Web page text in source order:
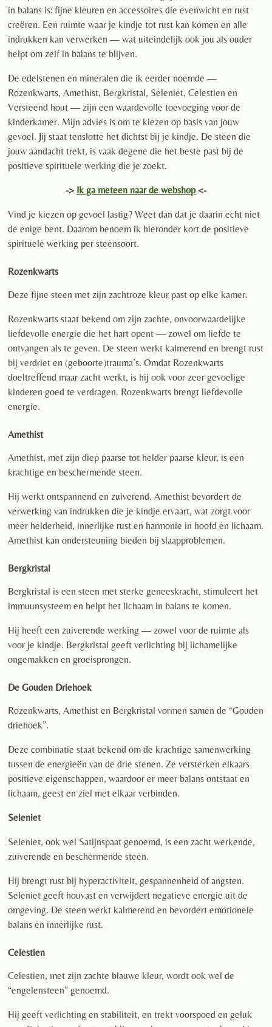
in balans is: fijne kleuren en accessoires die evenwicht en rust
creëren. Een ruimte waar je kindje tot rust kan komen en alle
indrukken kan verwerken — wat uiteindelijk ook jou als ouder
helpt om zelf in balans te blijven.
De edelstenen en mineralen die ik eerder noemde —
Rozenkwarts, Amethist, Bergkristal, Seleniet, Celestien en
Versteend hout — zijn een waardevolle toevoeging voor de
kinderkamer. Mijn advies is om te kiezen op basis van jouw
gevoel. Jij staat tenslotte het dichtst bij je kindje. De steen die
jouw aandacht trekt, is vaak degene die het beste past bij de
positieve spirituele werking die je zoekt.
-> Ik ga meteen naar de webshop<-
Vind je kiezen op gevoel lastig? Weet dan dat je daarin echt niet
de enige bent. Daarom benoem ik hieronder kort de positieve
spirituele werking per steensoort.
Rozenkwarts
Deze fijne steen met zijn zachtroze kleur past op elke kamer.
Rozenkwarts staat bekend om zijn zachte, onvoorwaardelijke
liefdevolle energie die het hart opent — zowel om liefde te
ontvangen als te geven. De steen werkt kalmerend en brengt rust
bij verdriet en (geboorte)trauma’s. Omdat Rozenkwarts
doeltreffend maar zacht werkt, is hij ook voor zeer gevoelige
kinderen goed te verdragen. Rozenkwarts brengt liefdevolle
energie.
Amethist
Amethist, met zijn diep paarse tot helder paarse kleur, is een
krachtige en beschermende steen.
Hij werkt ontspannend en zuiverend. Amethist bevordert de
verwerking van indrukken die je kindje ervaart, wat zorgt voor
meer helderheid, innerlijke rust en harmonie in hoofd en lichaam.
Amethist kan ondersteuning bieden bij slaapproblemen.
Bergkristal
Bergkristal is een steen met sterke geneeskracht, stimuleert het
immuunsysteem en helpt het lichaam in balans te komen.
Hij heeft een zuiverende werking — zowel voor de ruimte als
voor je kindje. Bergkristal geeft verlichting bij lichamelijke
ongemakken en groeisprongen.
De Gouden Driehoek
Rozenkwarts, Amethist en Bergkristal vormen samen de “Gouden
driehoek”.
Deze combinatie staat bekend om de krachtige samenwerking
tussen de energieën van de drie stenen. Ze versterken elkaars
positieve eigenschappen, waardoor er meer balans ontstaat en
lichaam, geest en ziel met elkaar verbinden.
Seleniet
Seleniet, ook wel Satijnspaat genoemd, is een zacht werkende,
zuiverende en beschermende steen.
Hij brengt rust bij hyperactiviteit, gespannenheid of angsten.
Seleniet geeft houvast en verwijdert negatieve energie uit de
omgeving. De steen werkt kalmerend en bevordert emotionele
balans en innerlijke rust.
Celestien
Celestien, met zijn zachte blauwe kleur, wordt ook wel de
“engelensteen” genoemd.
Hij geeft verlichting en stabiliteit, en trekt voorspoed en geluk